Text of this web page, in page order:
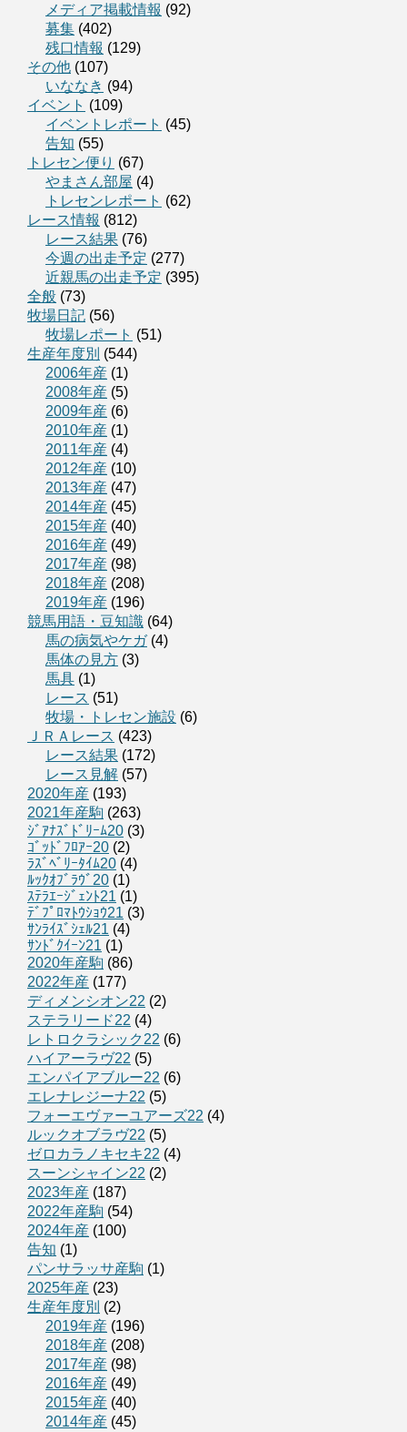
メディア掲載情報 (92)
募集 (402)
残口情報 (129)
その他 (107)
いななき (94)
イベント (109)
イベントレポート (45)
告知 (55)
トレセン便り (67)
やまさん部屋 (4)
トレセンレポート (62)
レース情報 (812)
レース結果 (76)
今週の出走予定 (277)
近親馬の出走予定 (395)
全般 (73)
牧場日記 (56)
牧場レポート (51)
生産年度別 (544)
2006年産 (1)
2008年産 (5)
2009年産 (6)
2010年産 (1)
2011年産 (4)
2012年産 (10)
2013年産 (47)
2014年産 (45)
2015年産 (40)
2016年産 (49)
2017年産 (98)
2018年産 (208)
2019年産 (196)
競馬用語・豆知識 (64)
馬の病気やケガ(4)
馬体の見方 (3)
馬具 (1)
レース (51)
牧場・トレセン施設 (6)
ＪＲＡレース (423)
レース結果 (172)
レース見解 (57)
2020年産 (193)
2021年産駒 (263)
ｼﾞｱﾅｽﾞﾄﾞﾘｰﾑ20 (3)
ｺﾞｯﾄﾞﾌﾛｱｰ20 (2)
ﾗｽﾞﾍﾞﾘｰﾀｲﾑ20 (4)
ﾙｯｸｵﾌﾞﾗｳﾞ20 (1)
ｽﾃﾗｴｰｼﾞｪﾝﾄ21 (1)
ﾃﾞﾌﾟﾛﾏﾄｳｼｮｳ21 (3)
ｻﾝﾗｲｽﾞｼｪﾙ21 (4)
ｻﾝﾄﾞｸｲｰﾝ21 (1)
2020年産駒 (86)
2022年産 (177)
ディメンシオン22 (2)
ステラリード22 (4)
レトロクラシック22 (6)
ハイアーラヴ22 (5)
エンパイアブルー22 (6)
エレナレジーナ22 (5)
フォーエヴァーユアーズ22 (4)
ルックオブラヴ22 (5)
ゼロカラノキセキ22 (4)
スーンシャイン22 (2)
2023年産 (187)
2022年産駒 (54)
2024年産 (100)
告知 (1)
パンサラッサ産駒 (1)
2025年産 (23)
生産年度別 (2)
2019年産 (196)
2018年産 (208)
2017年産 (98)
2016年産 (49)
2015年産 (40)
2014年産 (45)